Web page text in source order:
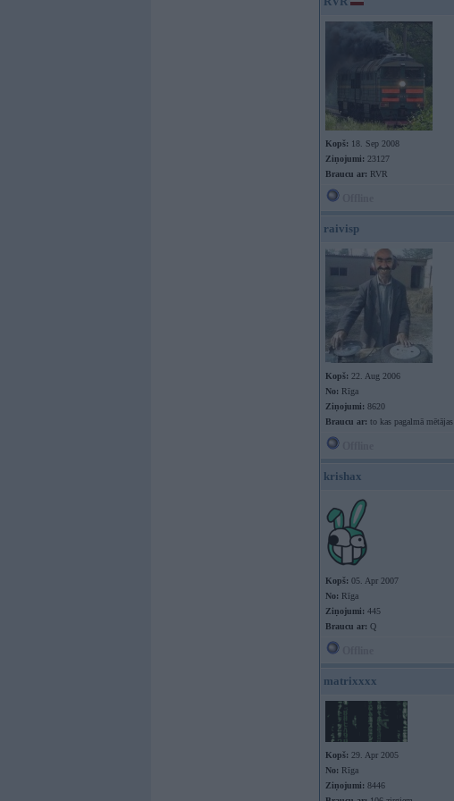
Kopš: 18. Sep 2008
Ziņojumi: 23127
Braucu ar: RVR
raivisp
Kopš: 22. Aug 2006
No: Rīga
Ziņojumi: 8620
Braucu ar: to kas pagalmā mētājas
krishax
Kopš: 05. Apr 2007
No: Rīga
Ziņojumi: 445
Braucu ar: Q
matrixxxx
Kopš: 29. Apr 2005
No: Rīga
Ziņojumi: 8446